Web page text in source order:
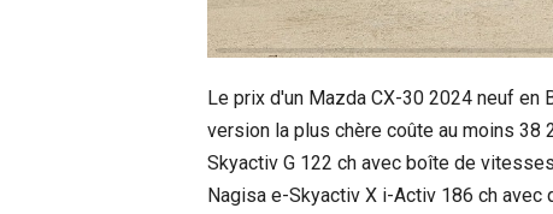
Le prix d'un Mazda CX-30 2024 neuf en
version la plus chère coûte au moins 38
Skyactiv G 122 ch avec boîte de
Nagisa e-Skyactiv X i-Activ 186 ch